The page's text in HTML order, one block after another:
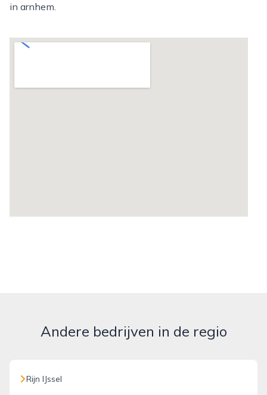
in arnhem.
Andere bedrijven in de regio
Rijn IJssel